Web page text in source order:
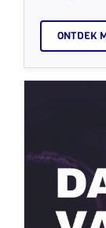
ONTDEK